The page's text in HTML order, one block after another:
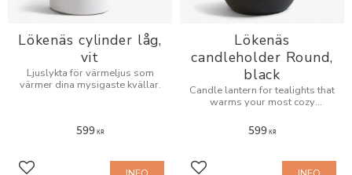
Lökenäs cylinder låg,
vit
Ljuslykta för värmeljus som
värmer dina mysigaste kvällar.
599KR
Lökenäs
candleholder Round,
black
Candle lantern for tealights that
warms your most cozy
599KR